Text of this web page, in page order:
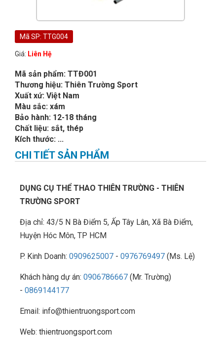
Mã SP: TTG004
Giá: Liên Hệ
Mã sản phẩm: TTĐ001
Thương hiệu: Thiên Trường Sport
Xuất xứ: Việt Nam
Màu sắc: xám
Bảo hành: 12-18 tháng
Chất liệu: sắt, thép
Kích thước: ...
CHI TIẾT SẢN PHẨM
DỤNG CỤ THỂ THAO THIÊN TRƯỜNG - THIÊN
TRƯỜNG SPORT
Địa chỉ: 43/5 N Bà Điểm 5, Ấp Tây Lân, Xã Bà Điểm,
Huyện Hóc Môn, TP HCM
P. Kinh Doanh: 0909625007 - 0976769497 (Ms. Lệ)
Khách hàng dự án: 0906786667 (Mr. Trường)
- 0869144177
Email: info@thientruongsport.com
Web: thientruongsport.com